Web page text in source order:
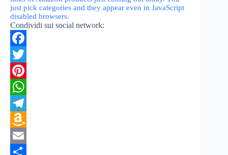
Condividi sui social network:
F
a
c
e
b
o
o
T
w
e
P
n
e
W
h
a
T
eA
m
E